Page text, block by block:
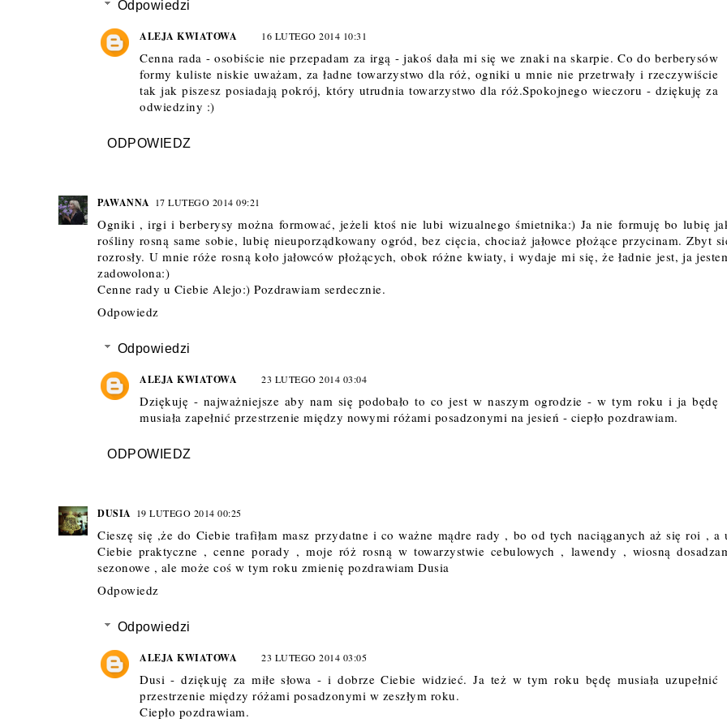
Odpowiedzi
ALEJA KWIATOWA 16 LUTEGO 2014 10:31
Cenna rada - osobiście nie przepadam za irgą - jakoś dała mi się we znaki na skarpie. Co do berberysów
formy kuliste niskie uważam, za ładne towarzystwo dla róż, ogniki u mnie nie przetrwały i rzeczywiście
tak jak piszesz posiadają pokrój, który utrudnia towarzystwo dla róż.Spokojnego wieczoru - dziękuję za
odwiedziny :)
ODPOWIEDZ
PAWANNA 17 LUTEGO 2014 09:21
Ogniki , irgi i berberysy można formować, jeżeli ktoś nie lubi wizualnego śmietnika:) Ja nie formuję bo lubię
rośliny rosną same sobie, lubię nieuporządkowany ogród, bez cięcia, chociaż jałowce płożące przycinam. Zbyt
rozrosły. U mnie róże rosną koło jałowców płożących, obok różne kwiaty, i wydaje mi się, że ładnie jest, ja
zadowolona:)
Cenne rady u Ciebie Alejo:) Pozdrawiam serdecznie.
Odpowiedz
Odpowiedzi
ALEJA KWIATOWA 23 LUTEGO 2014 03:04
Dziękuję - najważniejsze aby nam się podobało to co jest w naszym ogrodzie - w tym roku i ja będę
musiała zapełnić przestrzenie między nowymi różami posadzonymi na jesień - ciepło pozdrawiam.
ODPOWIEDZ
DUSIA 19 LUTEGO 2014 00:25
Cieszę się ,że do Ciebie trafiłam masz przydatne i co ważne mądre rady , bo od tych naciąganych aż się roi , a
Ciebie praktyczne , cenne porady , moje róż rosną w towarzystwie cebulowych , lawendy , wiosną
sezonowe , ale może coś w tym roku zmienię pozdrawiam Dusia
Odpowiedz
Odpowiedzi
ALEJA KWIATOWA 23 LUTEGO 2014 03:05
Dusi - dziękuję za miłe słowa - i dobrze Ciebie widzieć. Ja też w tym roku będę musiała uzupełnić
przestrzenie między różami posadzonymi w zeszłym roku.
Ciepło pozdrawiam.